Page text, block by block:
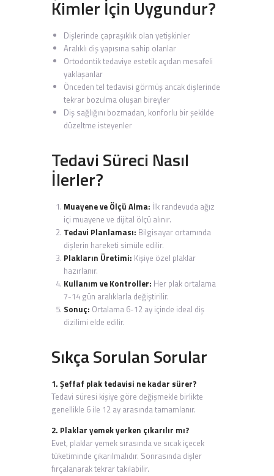
Kimler İçin Uygundur?
Dişlerinde çapraşıklık olan yetişkinler
Aralıklı diş yapısına sahip olanlar
Ortodontik tedaviye estetik açıdan mesafeli
yaklaşanlar
Önceden tel tedavisi görmüş ancak dişlerinde
tekrar bozulma oluşan bireyler
Diş sağlığını bozmadan, konforlu bir şekilde
düzeltme isteyenler
Tedavi Süreci Nasıl
İlerler?
Muayene ve Ölçü Alma: İlk randevuda ağız
içi muayene ve dijital ölçü alınır.
Tedavi Planlaması: Bilgisayar ortamında
dişlerin hareketi simüle edilir.
Plakların Üretimi: Kişiye özel plaklar
hazırlanır.
Kullanım ve Kontroller: Her plak ortalama
7-14 gün aralıklarla değiştirilir.
Sonuç: Ortalama 6-12 ay içinde ideal diş
dizilimi elde edilir.
Sıkça Sorulan Sorular
1. Şeffaf plak tedavisi ne kadar sürer?
Tedavi süresi kişiye göre değişmekle birlikte
genellikle 6 ile 12 ay arasında tamamlanır.
2. Plaklar yemek yerken çıkarılır mı?
Evet, plaklar yemek sırasında ve sıcak içecek
tüketiminde çıkarılmalıdır. Sonrasında dişler
fırçalanarak tekrar takılabilir.